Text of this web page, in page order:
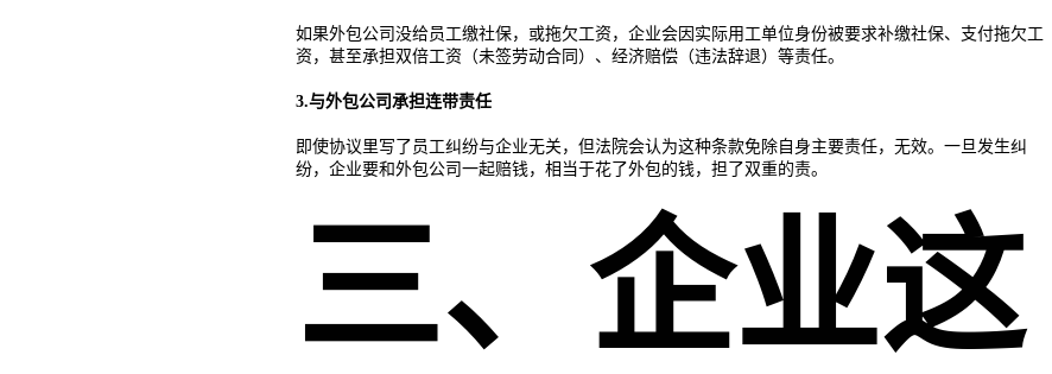
如果外包公司没给员工缴社保，或拖欠工资，企业会因实际用工单位身份被要求补缴社保、支付拖欠工
资，甚至承担双倍工资（未签劳动合同）、经济赔偿（违法辞退）等责任。
3.与外包公司承担连带责任
即使协议里写了员工纠纷与企业无关，但法院会认为这种条款免除自身主要责任，无效。一旦发生纠
纷，企业要和外包公司一起赔钱，相当于花了外包的钱，担了双重的责。
三、企业这